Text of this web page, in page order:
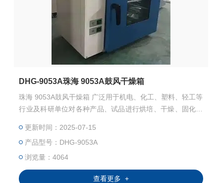
DHG-9053A珠海 9053A鼓风干燥箱
珠海 9053A鼓风干燥箱 广泛用于机电、化工、塑料、轻工等
行业及科研单位对各种产品、试品进行烘培、干燥、固化、
爆炸。
更新时间：2025-07-15
产品型号：DHG-9053A
浏览量：4064
查看更多 +